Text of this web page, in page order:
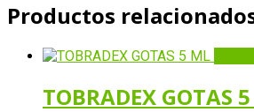
Productos
TOBRADEX GOTAS